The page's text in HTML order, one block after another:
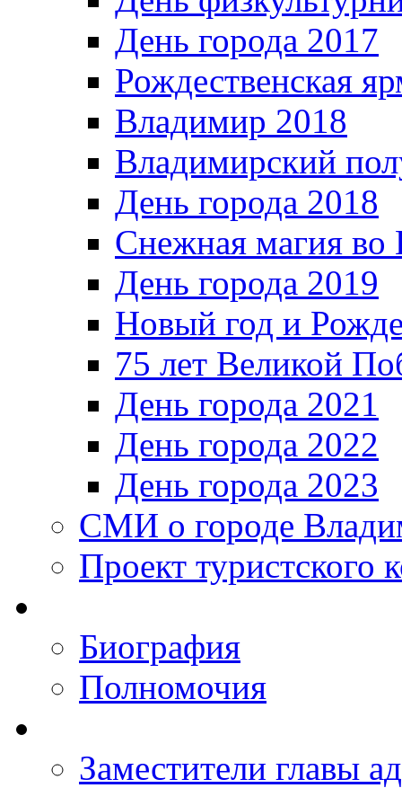
День города 2017
Рождественская
Владимир 2018
Владимирский
День города 2018
Снежная магия во
День города 2019
Новый год и
75 лет Великой
День города 2021
День города 2022
День города 2023
СМИ о городе
Проект туристского
Биография
Полномочия
Заместители главы